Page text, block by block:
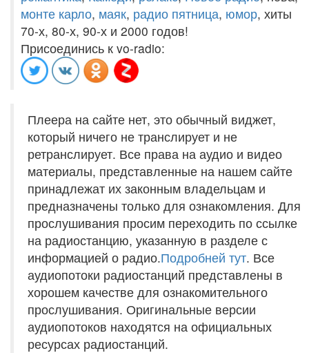
монте карло, маяк, радио пятница, юмор, хиты
70-х, 80-х, 90-х и 2000 годов!
Присоединись к vo-radio:
Плеера на сайте нет, это обычный виджет,
который ничего не транслирует и не
ретранслирует. Все права на аудио и видео
материалы, представленные на нашем сайте
принадлежат их законным владельцам и
предназначены только для ознакомления. Для
прослушивания просим переходить по ссылке
на радиостанцию, указанную в разделе с
информацией о радио.Подробней тут. Все
аудиопотоки радиостанций представлены в
хорошем качестве для ознакомительного
прослушивания. Оригинальные версии
аудиопотоков находятся на официальных
ресурсах радиостанций.